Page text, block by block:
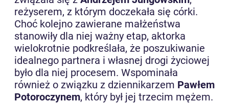
reżyserem, z którym doczekała się córki.
Choć kolejno zawierane małżeństwa
stanowiły dla niej ważny etap, aktorka
wielokrotnie podkreślała, że poszukiwanie
idealnego partnera i własnej drogi życiowej
było dla niej procesem. Wspominała
również o związku z dziennikarzem Pawłem
Potoroczynem, który był jej trzecim mężem.